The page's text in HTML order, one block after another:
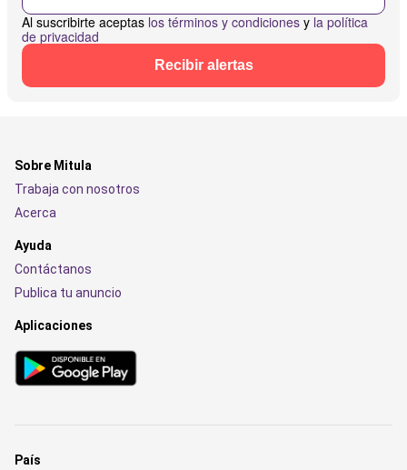
Al suscribirte aceptas los términos y condiciones y la política
de privacidad
Recibir alertas
Sobre Mitula
Trabaja con nosotros
Acerca
Ayuda
Contáctanos
Publica tu anuncio
Aplicaciones
País